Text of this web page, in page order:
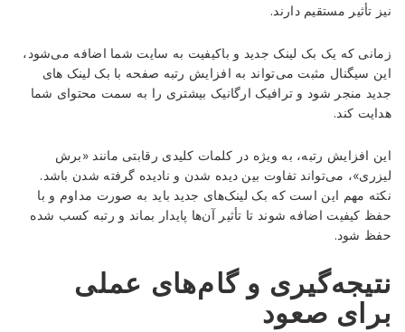
نیز تأثیر مستقیم دارند.
زمانی که یک بک لینک جدید و باکیفیت به سایت شما اضافه می‌شود،
این سیگنال مثبت می‌تواند به افزایش رتبه صفحه با بک لینک های
جدید منجر شود و ترافیک ارگانیک بیشتری را به سمت محتوای شما
هدایت کند.
این افزایش رتبه، به ویژه در کلمات کلیدی رقابتی مانند «برش
لیزری»، می‌تواند تفاوت بین دیده شدن و نادیده گرفته شدن باشد.
نکته مهم این است که بک لینک‌های جدید باید به صورت مداوم و با
حفظ کیفیت اضافه شوند تا تأثیر آن‌ها پایدار بماند و رتبه کسب شده
حفظ شود.
نتیجه‌گیری و گام‌های عملی
برای صعود